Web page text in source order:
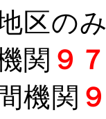
区の
関 ９
機関